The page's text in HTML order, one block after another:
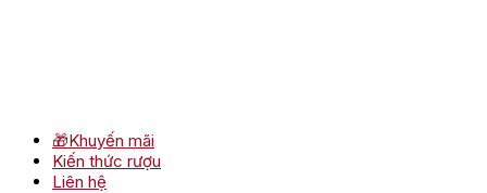
🎁Khuyến mãi
Kiến thức rượu
Liên hệ